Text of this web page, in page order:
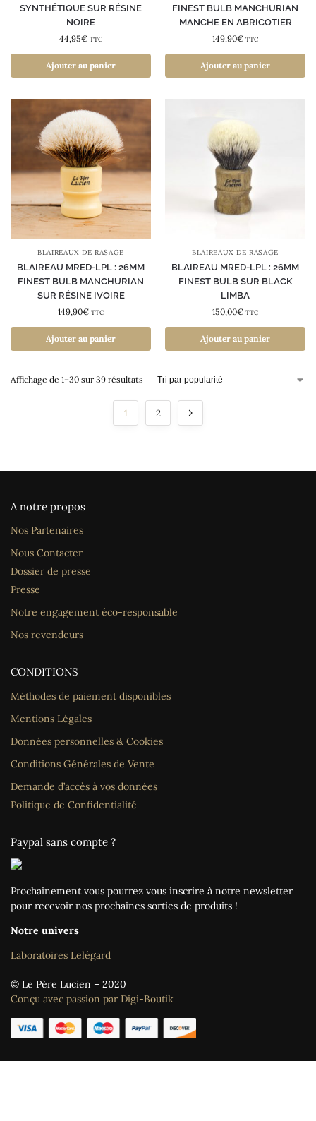
SYNTHÉTIQUE SUR RÉSINE
NOIRE
44,95€ TTC
Ajouter au panier
FINEST BULB MANCHURIAN
MANCHE EN ABRICOTIER
149,90€ TTC
Ajouter au panier
BLAIREAUX DE RASAGE
BLAIREAU MRED-LPL : 26MM
FINEST BULB MANCHURIAN
SUR RÉSINE IVOIRE
149,90€ TTC
Ajouter au panier
BLAIREAUX DE RASAGE
BLAIREAU MRED-LPL : 26MM
FINEST BULB SUR BLACK
LIMBA
150,00€ TTC
Ajouter au panier
Affichage de 1–30 sur 39 résultats
1 2
A notre propos
Nos Partenaires
Nous Contacter
Dossier de presse
Presse
Notre engagement éco-responsable
Nos revendeurs
CONDITIONS
Méthodes de paiement disponibles
Mentions Légales
Données personnelles & Cookies
Conditions Générales de Vente
Demande d’accès à vos données
Politique de Confidentialité
Paypal sans compte ?
Prochainement vous pourrez vous inscrire à notre newsletter
pour recevoir nos prochaines sorties de produits !
Notre univers
Laboratoires Lelégard
© Le Père Lucien – 2020
Conçu avec passion par Digi-Boutik